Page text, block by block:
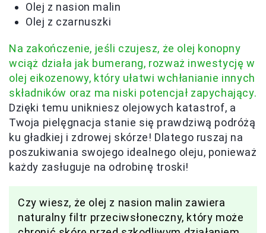
Olej z nasion malin
Olej z czarnuszki
Na zakończenie, jeśli czujesz, że olej konopny
wciąż działa jak bumerang, rozważ inwestycję w
olej eikozenowy, który ułatwi wchłanianie innych
składników oraz ma niski potencjał zapychający.
Dzięki temu unikniesz olejowych katastrof, a
Twoja pielęgnacja stanie się prawdziwą podróżą
ku gładkiej i zdrowej skórze! Dlatego ruszaj na
poszukiwania swojego idealnego oleju, ponieważ
każdy zasługuje na odrobinę troski!
Czy wiesz, że olej z nasion malin zawiera
naturalny filtr przeciwsłoneczny, który może